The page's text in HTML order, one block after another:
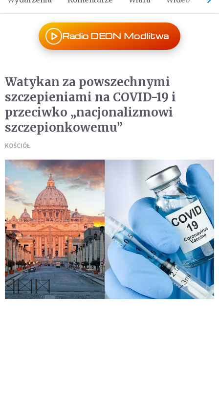
Radio DEON Modlitwa
Watykan za powszechnymi
szczepieniami na COVID-19 i
przeciwko „nacjonalizmowi
szczepionkowemu”
KOŚCIÓŁ